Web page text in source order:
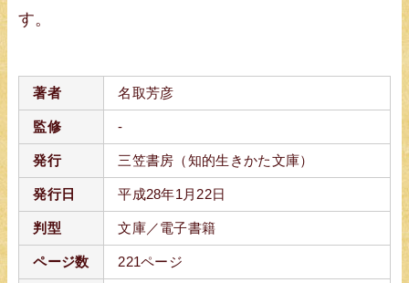
す。
著者 名取芳彦
監修 -
発行 三笠書房（知的生きかた文庫）
発行日 平成28年1月22日
判型 文庫／電子書籍
ページ数 221ページ